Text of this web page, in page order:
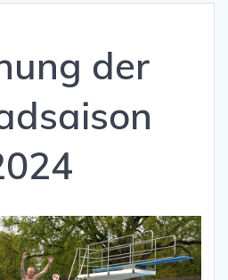
der